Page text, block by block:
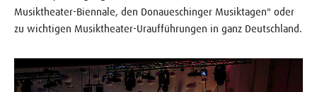
Musiktheater-Biennale, den Donaueschinger Musiktagen" oder
zu wichtigen Musiktheater-Uraufführungen in ganz Deutschland.